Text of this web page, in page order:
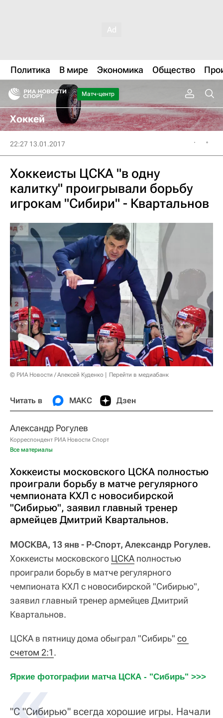
Политика В мире Экономика Общество
Матч-центр
Хоккей
22:27 13.01.2017
Хоккеисты ЦСКА "в одну
калитку" проигрывали борьбу
игрокам "Сибири" - Квартальнов
© РИА Новости / Алексей Куденко Перейти в медиабанк
Читать в МАКС Дзен
Александр Рогулев
Корреспондент РИА Новости Спорт
Все материалы
Хоккеисты московского ЦСКА полностью
проиграли борьбу в матче регулярного
чемпионата КХЛ с новосибирской
"Сибирью", заявил главный тренер
армейцев Дмитрий Квартальнов.
МОСКВА, 13 янв - Р-Спорт, Александр Рогулев.
Хоккеисты московского ЦСКА полностью
проиграли борьбу в матче регулярного
чемпионата КХЛ с новосибирской "Сибирью",
заявил главный тренер армейцев Дмитрий
Квартальнов.
ЦСКА в пятницу дома обыграл "Сибирь" со
счетом 2:1.
Яркие фотографии матча ЦСКА - "Сибирь" >>>
"С "Сибирью" всегда хорошие игры. Начали